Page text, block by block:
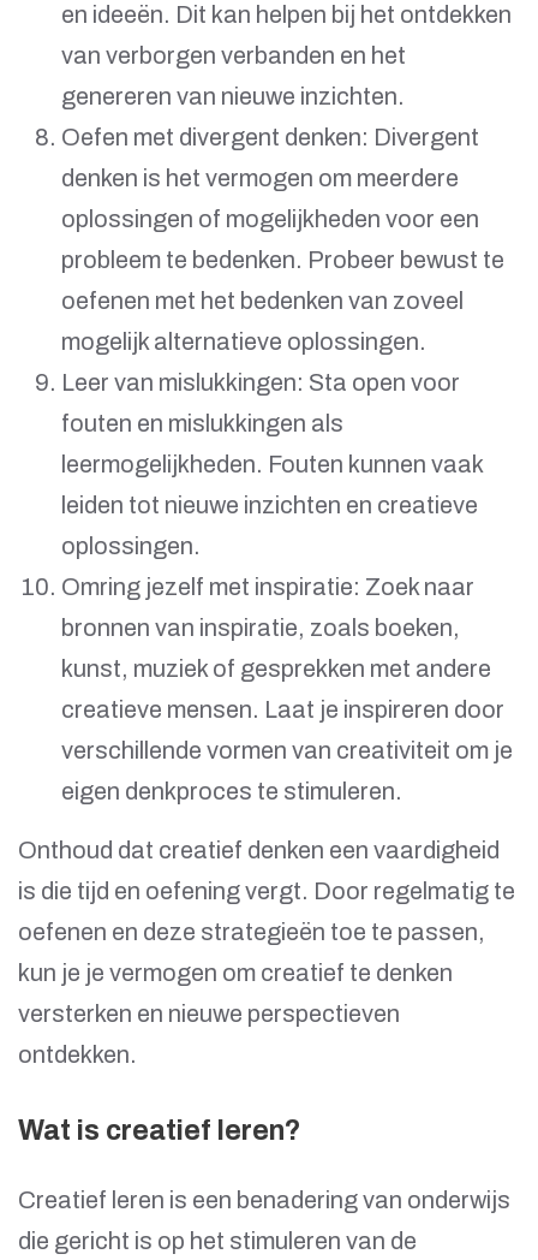
en ideeën. Dit kan helpen bij het ontdekken
van verborgen verbanden en het
genereren van nieuwe inzichten.
Oefen met divergent denken: Divergent
denken is het vermogen om meerdere
oplossingen of mogelijkheden voor een
probleem te bedenken. Probeer bewust te
oefenen met het bedenken van zoveel
mogelijk alternatieve oplossingen.
Leer van mislukkingen: Sta open voor
fouten en mislukkingen als
leermogelijkheden. Fouten kunnen vaak
leiden tot nieuwe inzichten en creatieve
oplossingen.
Omring jezelf met inspiratie: Zoek naar
bronnen van inspiratie, zoals boeken,
kunst, muziek of gesprekken met andere
creatieve mensen. Laat je inspireren door
verschillende vormen van creativiteit om je
eigen denkproces te stimuleren.
Onthoud dat creatief denken een vaardigheid
is die tijd en oefening vergt. Door regelmatig te
oefenen en deze strategieën toe te passen,
kun je je vermogen om creatief te denken
versterken en nieuwe perspectieven
ontdekken.
Wat is creatief leren?
Creatief leren is een benadering van onderwijs
die gericht is op het stimuleren van de